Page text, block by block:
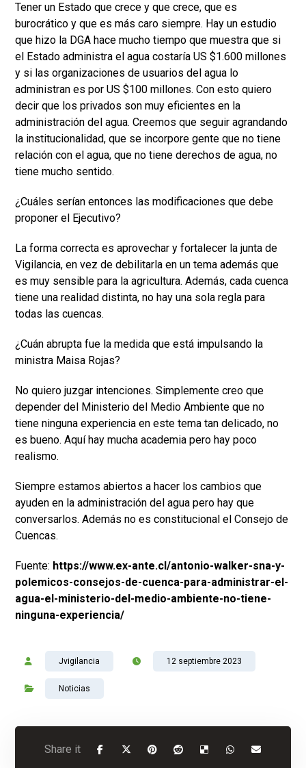
Tener un Estado que crece y que crece, que es
burocrático y que es más caro siempre. Hay un estudio
que hizo la DGA hace mucho tiempo que muestra que si
el Estado administra el agua costaría US $1.600 millones
y si las organizaciones de usuarios del agua lo
administran es por US $100 millones. Con esto quiero
decir que los privados son muy eficientes en la
administración del agua. Creemos que seguir agrandando
la institucionalidad, que se incorpore gente que no tiene
relación con el agua, que no tiene derechos de agua, no
tiene mucho sentido.
¿Cuáles serían entonces las modificaciones que debe
proponer el Ejecutivo?
La forma correcta es aprovechar y fortalecer la junta de
Vigilancia, en vez de debilitarla en un tema además que
es muy sensible para la agricultura. Además, cada cuenca
tiene una realidad distinta, no hay una sola regla para
todas las cuencas.
¿Cuán abrupta fue la medida que está impulsando la
ministra Maisa Rojas?
No quiero juzgar intenciones. Simplemente creo que
depender del Ministerio del Medio Ambiente que no
tiene ninguna experiencia en este tema tan delicado, no
es bueno. Aquí hay mucha academia pero hay poco
realismo.
Siempre estamos abiertos a hacer los cambios que
ayuden en la administración del agua pero hay que
conversarlos. Además no es constitucional el Consejo de
Cuencas.
Fuente: https://www.ex-ante.cl/antonio-walker-sna-y-
polemicos-consejos-de-cuenca-para-administrar-el-
agua-el-ministerio-del-medio-ambiente-no-tiene-
ninguna-experiencia/
Jvigilancia 12 septiembre 2023
Noticias